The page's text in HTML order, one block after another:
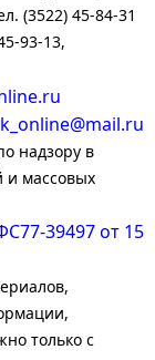
(3522) 45-84-31
93-13,
надзору в
и массовых
39497 от 15
только с